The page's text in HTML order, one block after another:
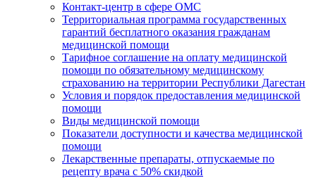
Контакт-центр в сфере ОМС
Территориальная программа государственных
гарантий бесплатного оказания гражданам
медицинской помощи
Тарифное соглашение на оплату медицинской
помощи по обязательному медицинскому
страхованию на территории Республики Дагестан
Условия и порядок предоставления медицинской
помощи
Виды медицинской помощи
Показатели доступности и качества медицинской
помощи
Лекарственные препараты, отпускаемые по
рецепту врача с 50% скидкой